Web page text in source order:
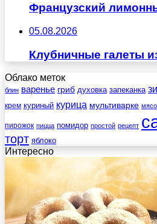
Французский
05.08.2026
Клубничные галеты
Облако меток
блин варенье гриб духовка запеканка
крем куриный курица мультиварке мясо
пирожок пицца помидор простой рецепт
торт яблоко
Интересно